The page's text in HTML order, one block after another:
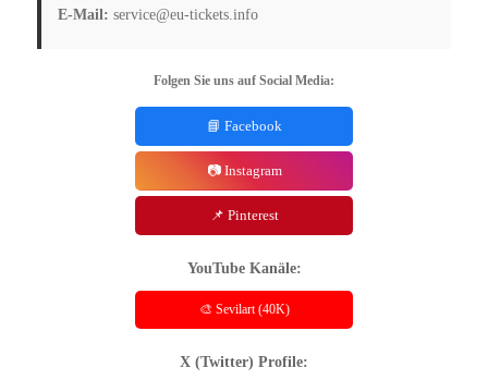
E-Mail: service@eu-tickets.info
Folgen Sie uns auf Social Media:
📘 Facebook
📷 Instagram
📌 Pinterest
YouTube Kanäle:
🎨 Sevilart (40K)
X (Twitter) Profile: